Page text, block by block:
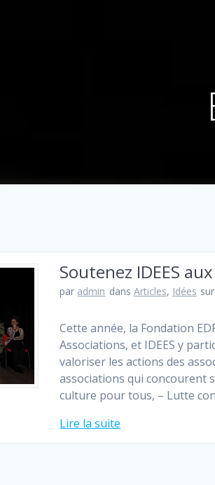
Soutenez IDEES
par admin dans Articles, Idées
Cette année, la Fondation
Associations, et IDEES y
valoriser les actions des
associations qui concourent
culture pour tous, – Lutte
Lire la suite